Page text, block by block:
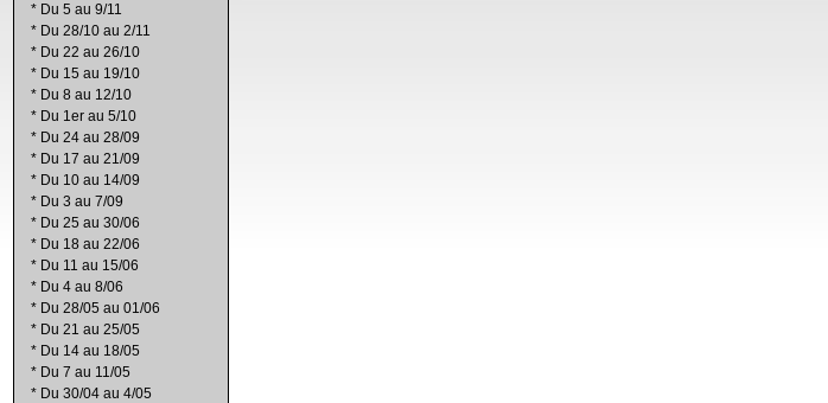
* Du 5 au 9/11
* Du 28/10 au 2/11
* Du 22 au 26/10
* Du 15 au 19/10
* Du 8 au 12/10
* Du 1er au 5/10
* Du 24 au 28/09
* Du 17 au 21/09
* Du 10 au 14/09
* Du 3 au 7/09
* Du 25 au 30/06
* Du 18 au 22/06
* Du 11 au 15/06
* Du 4 au 8/06
* Du 28/05 au 01/06
* Du 21 au 25/05
* Du 14 au 18/05
* Du 7 au 11/05
* Du 30/04 au 4/05